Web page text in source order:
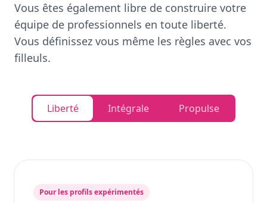
Vous êtes également libre de construire votre
équipe de professionnels en toute liberté.
Vous définissez vous même les règles avec vos
filleuls.
Liberté Intégrale Propulse
Pour les profils expérimentés